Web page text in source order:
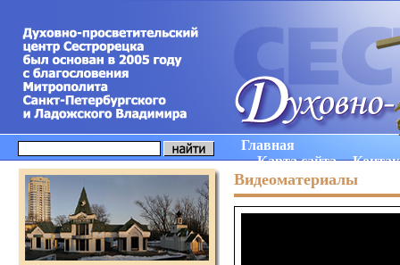
Главная
Карта сайта
Видеоматериалы